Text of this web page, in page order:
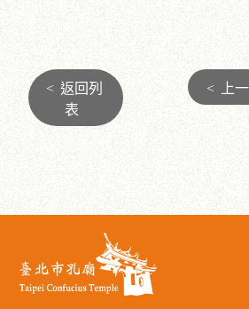
< 返回列
表
< 上